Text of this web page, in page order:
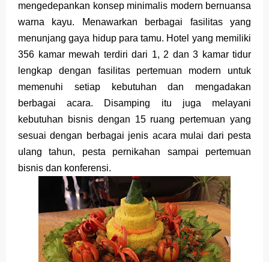
mengedepankan konsep minimalis modern bernuansa
warna kayu. Menawarkan berbagai fasilitas yang
menunjang gaya hidup para tamu. Hotel yang memiliki
356 kamar mewah terdiri dari 1, 2 dan 3 kamar tidur
lengkap dengan fasilitas pertemuan modern untuk
memenuhi setiap kebutuhan dan mengadakan
berbagai acara. Disamping itu juga melayani
kebutuhan bisnis dengan 15 ruang pertemuan yang
sesuai dengan berbagai jenis acara mulai dari pesta
ulang tahun, pesta pernikahan sampai pertemuan
bisnis dan konferensi.